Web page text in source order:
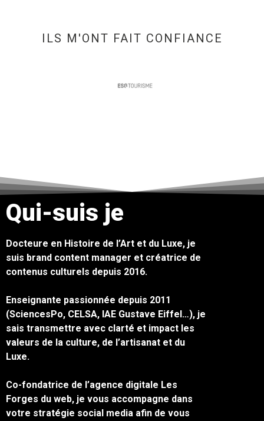
ILS M'ONT FAIT CONFIANCE
Qui-suis je
Docteure en Histoire de l’Art et du Luxe, je
suis brand content manager et créatrice de
contenus culturels depuis 2016.
Enseignante passionnée depuis 2011
(SciencesPo, CELSA, IAE Gustave Eiffel…), je
sais transmettre avec clarté et impact les
valeurs de la culture, de l’artisanat et du
Luxe.
Co-fondatrice de l’agence digitale Les
Forges du web, je vous accompagne dans
votre stratégie social media afin de vous